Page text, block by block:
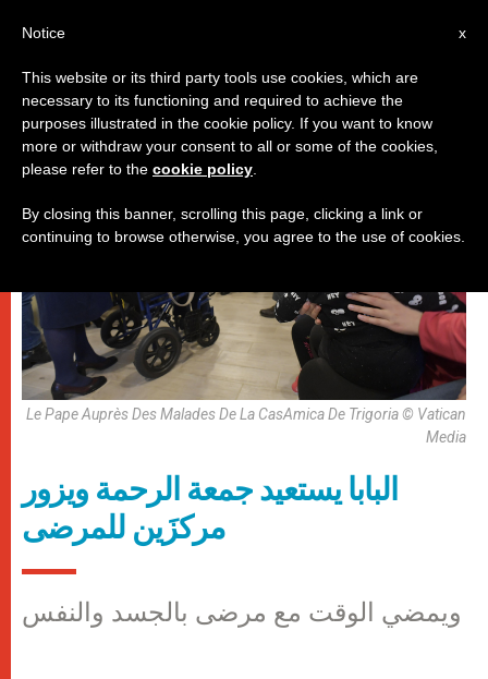
باباوات
Le Pape Auprès Des Malades De La CasAmica De Trigoria © Vatican
Media
البابا يستعيد جمعة الرحمة ويزور
مركزَين للمرضى
ويمضي الوقت مع مرضى بالجسد والنفس
x
Notice
This website or its third party tools use cookies, which are
necessary to its functioning and required to achieve the
purposes illustrated in the cookie policy. If you want to know
more or withdraw your consent to all or some of the cookies,
please refer to the cookie policy
By closing this banner, scrolling this page, clicking a link or
continuing to browse otherwise, you agree to the use of cookies.